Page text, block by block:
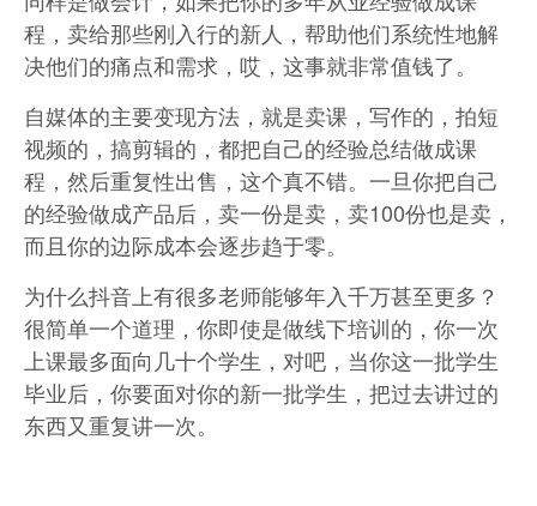
程，卖给那些刚入行的新人，帮助他们系统性地解
决他们的痛点和需求，哎，这事就非常值钱了。
自媒体的主要变现方法，就是卖课，写作的，拍短
视频的，搞剪辑的，都把自己的经验总结做成课
程，然后重复性出售，这个真不错。一旦你把自己
的经验做成产品后，卖一份是卖，卖100份也是卖，
而且你的边际成本会逐步趋于零。
为什么抖音上有很多老师能够年入千万甚至更多？
很简单一个道理，你即使是做线下培训的，你一次
上课最多面向几十个学生，对吧，当你这一批学生
毕业后，你要面对你的新一批学生，把过去讲过的
东西又重复讲一次。